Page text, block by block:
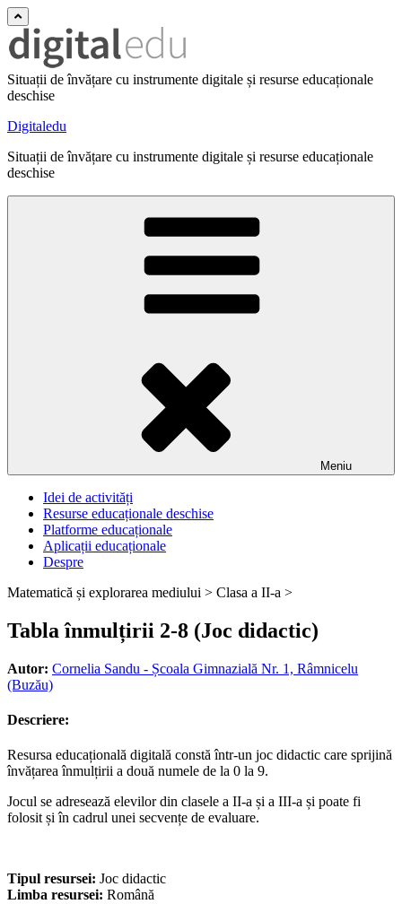
Situații de învățare cu instrumente digitale și resurse educaționale
deschise
Digitaledu
Situații de învățare cu instrumente digitale și resurse educaționale
deschise
Meniu
Idei de activități
Resurse educaționale deschise
Platforme educaționale
Aplicații educaționale
Despre
Matematică și explorarea mediului > Clasa a II-a >
Tabla înmulțirii 2-8 (Joc didactic)
Autor: Cornelia Sandu - Școala Gimnazială Nr. 1, Râmnicelu
(Buzău)
Descriere:
Resursa educațională digitală constă într-un joc didactic care sprijină
învățarea înmulțirii a două numele de la 0 la 9.
Jocul se adresează elevilor din clasele a II-a și a III-a și poate fi
folosit și în cadrul unei secvențe de evaluare.
Tipul resursei: Joc didactic
Limba resursei: Română